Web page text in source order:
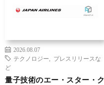
2026.08.07
テクノロジー
プレスリリースな
ど
量子技術のエー・スター・ク